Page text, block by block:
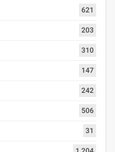
621
203
310
147
242
506
31